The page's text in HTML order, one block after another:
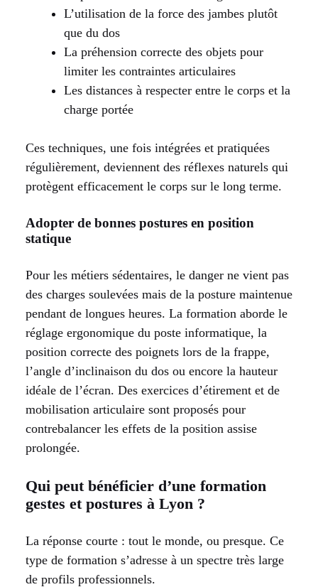
L’utilisation de la force des jambes plutôt
que du dos
La préhension correcte des objets pour
limiter les contraintes articulaires
Les distances à respecter entre le corps et la
charge portée
Ces techniques, une fois intégrées et pratiquées
régulièrement, deviennent des réflexes naturels qui
protègent efficacement le corps sur le long terme.
Adopter de bonnes postures en position
statique
Pour les métiers sédentaires, le danger ne vient pas
des charges soulevées mais de la posture maintenue
pendant de longues heures. La formation aborde le
réglage ergonomique du poste informatique, la
position correcte des poignets lors de la frappe,
l’angle d’inclinaison du dos ou encore la hauteur
idéale de l’écran. Des exercices d’étirement et de
mobilisation articulaire sont proposés pour
contrebalancer les effets de la position assise
prolongée.
Qui peut bénéficier d’une formation
gestes et postures à Lyon ?
La réponse courte : tout le monde, ou presque. Ce
type de formation s’adresse à un spectre très large
de profils professionnels.